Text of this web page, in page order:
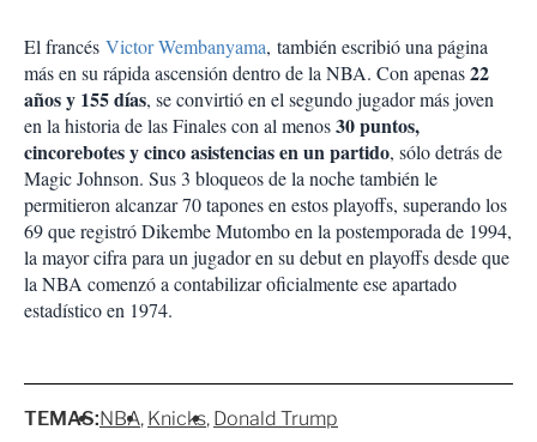
El francés Victor Wembanyama, también escribió una página
más en su rápida ascensión dentro de la NBA. Con apenas22
años y 155 días, se convirtió en el segundo jugador más joven
en la historia de las Finales con al menos30 puntos,
cincorebotes y cinco asistencias en un partido, sólo detrás de
Magic Johnson. Sus 3 bloqueos de la noche también le
permitieron alcanzar 70 tapones en estos playoffs, superando los
69 que registró Dikembe Mutombo en la postemporada de 1994,
la mayor cifra para un jugador en su debut en playoffs desde que
la NBA comenzó a contabilizar oficialmente ese apartado
estadístico en 1974.
TEMAS:NBA Knicks Donald Trump